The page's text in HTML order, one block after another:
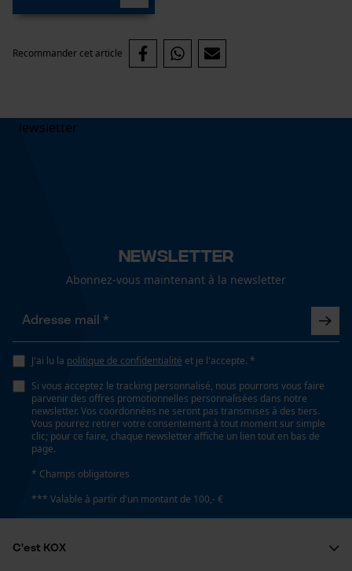
Recommander cet article
Newsletter
Abonnez-vous maintenant à la newsletter
J'ai lu la politique de confidentialité et je l'accepte. *
Si vous acceptez le tracking personnalisé, nous pourrons vous faire
parvenir des offres promotionnelles personnalisées dans notre
newsletter. Vos coordonnées ne seront pas transmises à des tiers.
Vous pourrez retirer votre consentement à tout moment sur simple
clic; pour ce faire, chaque newsletter affiche un lien tout en bas de
page.
* Champs obligatoires
*** Valable à partir d'un montant de 100,- €
C'est KOX